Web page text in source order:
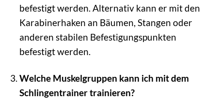
befestigt werden. Alternativ kann er mit den
Karabinerhaken an Bäumen, Stangen oder
anderen stabilen Befestigungspunkten
befestigt werden.
Welche Muskelgruppen kann ich mit dem
Schlingentrainer trainieren?